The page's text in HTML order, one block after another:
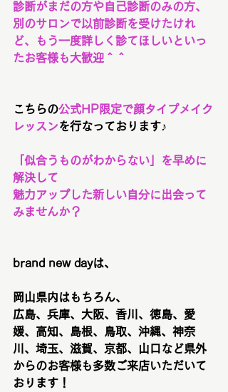
診断がまだの方や自己診断のみの方、
別のサロンで以前診断を受けたけれ
ど、もう一度詳しく診てほしいといっ
たお客様も大歓迎＾＾
こちらの公式HP限定で顔タイプメイク
レッスンを行なっております♪
「似合うものがわからない」を早めに
解決して
魅力アップした新しい自分に出会って
みませんか？
brand new dayは、
岡山県内はもちろん、
広島、兵庫、大阪、香川、徳島、愛
媛、高知、島根、鳥取、沖縄、神奈
川、埼玉、滋賀、京都、山口など県外
からのお客様も多数ご来店いただいて
おります！